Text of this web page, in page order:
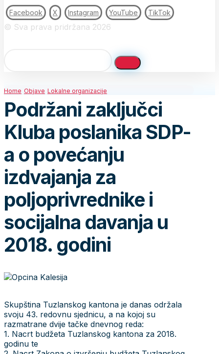
Facebook X Instagram YouTube TikTok
© Sva prava pridržana 2026
Home Objave Lokalne organizacije
Podržani zaključci
Kluba poslanika SDP-
a o povećanju
izdvajanja za
poljoprivrednike i
socijalna davanja u
2018. godini
Skupština Tuzlanskog kantona je danas održala
svoju 43. redovnu sjednicu, a na kojoj su
razmatrane dvije tačke dnevnog reda:
1. Nacrt budžeta Tuzlanskog kantona za 2018.
godinu te